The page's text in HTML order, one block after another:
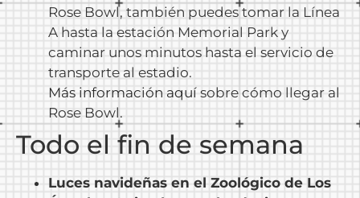
Rose Bowl, también puedes tomar la Línea
A hasta la estación Memorial Park y
caminar unos minutos hasta el servicio de
transporte al estadio.
Más información aquí sobre cómo llegar al
Rose Bowl.
Todo el fin de semana
Luces navideñas en el Zoológico de Los